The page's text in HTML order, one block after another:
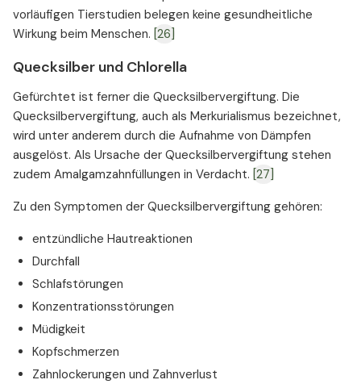
vorläufigen Tierstudien belegen keine gesundheitliche
Wirkung beim Menschen.⁠ [26]
Quecksilber und Chlorella
Gefürchtet ist ferner die Quecksilbervergiftung. Die
Quecksilbervergiftung, auch als Merkurialismus bezeichnet,
wird unter anderem durch die Aufnahme von Dämpfen
ausgelöst. Als Ursache der Quecksilbervergiftung stehen
zudem Amalgamzahnfüllungen in Verdacht.⁠ [27]
Zu den Symptomen der Quecksilbervergiftung gehören:
entzündliche Hautreaktionen
Durchfall
Schlafstörungen
Konzentrationsstörungen
Müdigkeit
Kopfschmerzen
Zahnlockerungen und Zahnverlust